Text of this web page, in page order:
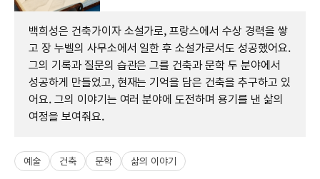
백희성은 건축가이자 소설가로, 프랑스에서 수상 경력을 쌓
고 장 누벨의 사무소에서 일한 후 소설가로서도 성공했어요.
그의 기록과 질문의 습관은 그를 건축과 문학 두 분야에서
성공하게 만들었고, 현재는 기억을 담은 건축을 추구하고 있
어요. 그의 이야기는 여러 분야에 도전하며 용기를 낸 삶의
여정을 보여줘요.
예술 건축 문학 삶의 이야기